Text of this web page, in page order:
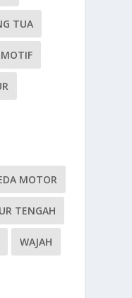
TUA
MOTOR
TENGAH
WAJAH